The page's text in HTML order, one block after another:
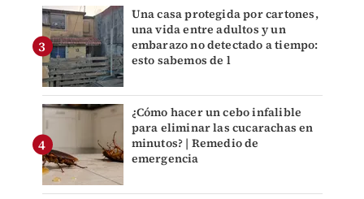
Una casa protegida por cartones,
una vida entre adultos y un
embarazo no detectado a tiempo:
esto sabemos de l
¿Cómo hacer un cebo infalible
para eliminar las cucarachas en
minutos? | Remedio de
emergencia